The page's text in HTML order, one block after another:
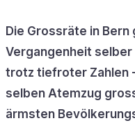
Die Grossräte in Bern
Vergangenheit selber
trotz tiefroter Zahlen
selben Atemzug
ärmsten